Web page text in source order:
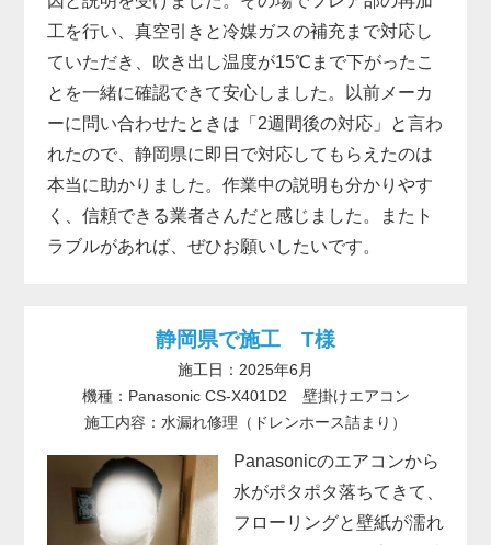
工を行い、真空引きと冷媒ガスの補充まで対応し
ていただき、吹き出し温度が15℃まで下がったこ
とを一緒に確認できて安心しました。以前メーカ
ーに問い合わせたときは「2週間後の対応」と言わ
れたので、静岡県に即日で対応してもらえたのは
本当に助かりました。作業中の説明も分かりやす
く、信頼できる業者さんだと感じました。またト
ラブルがあれば、ぜひお願いしたいです。
静岡県で施工 T様
施工日：2025年6月
機種：Panasonic CS-X401D2 壁掛けエアコン
施工内容：水漏れ修理（ドレンホース詰まり）
Panasonicのエアコンから
水がポタポタ落ちてきて、
フローリングと壁紙が濡れ